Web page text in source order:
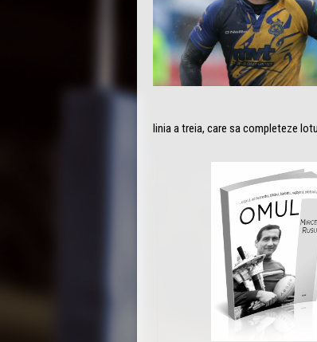
linia a treia, care sa completeze